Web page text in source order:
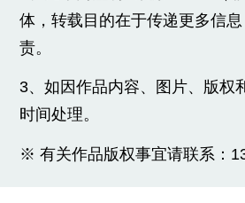
体，转载目的在于传递更多信
责。
3、如因作品内容、图片、版权
时间处理。
※ 有关作品版权事宜请联系：